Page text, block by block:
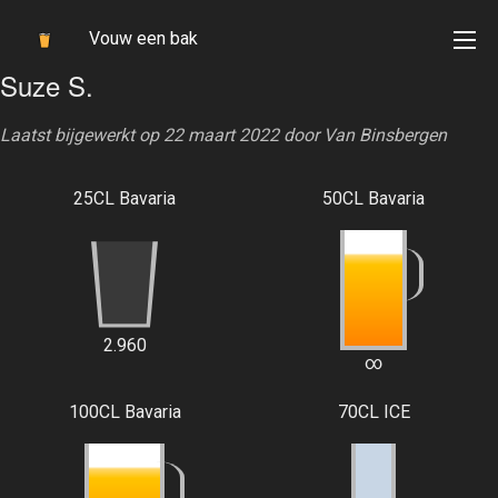
Vouw een bak
Suze S.
Laatst bijgewerkt op 22 maart 2022 door Van Binsbergen
25CL Bavaria
2.960
50CL Bavaria
∞
100CL Bavaria 70CL ICE